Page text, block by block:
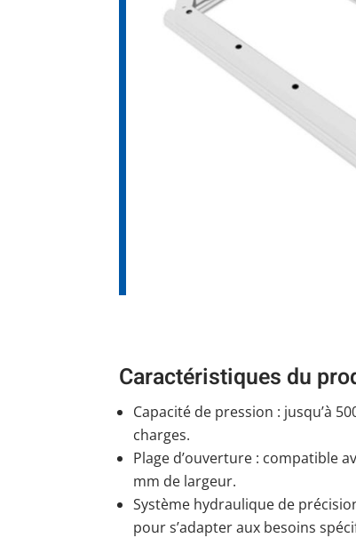
Caractéristiques du
Capacité de pression : jusqu’à
charges.
Plage d’ouverture : compatible
mm de largeur.
Système hydraulique de
pour s’adapter aux besoins